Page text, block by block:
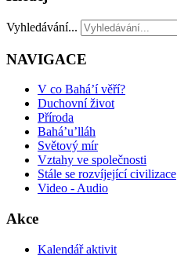
Vyhledávání...
NAVIGACE
V co Bahá’í věří?
Duchovní život
Příroda
Bahá’u’lláh
Světový mír
Vztahy ve společnosti
Stále se rozvíjející civilizace
Video - Audio
Akce
Kalendář aktivit